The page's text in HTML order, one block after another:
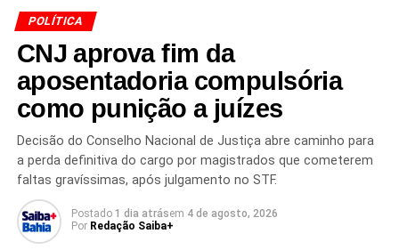
resultado definitivo das eleições
para acompanhar a evolução do cenário político e das
tendências entre os eleitores.
A divulgação do levantamento ocorre em meio às
movimentações dos partidos e lideranças políticas para a
próxima disputa presidencial. Com o avanço do
calendário eleitoral, novas pesquisas deverão medir a
evolução dos índices de aprovação, rejeição e intenção
de voto dos possíveis candidatos.
O cenário político segue em constante transformação, e
POLÍTICA
CNJ aprova fim da
aposentadoria compulsória
como punição a juízes
Decisão do Conselho Nacional de Justiça abre caminho para
a perda definitiva do cargo por magistrados que cometerem
faltas gravíssimas, após julgamento no STF.
Postado 1 dia atrásem 4 de agosto, 2026
Por Redação Saiba+